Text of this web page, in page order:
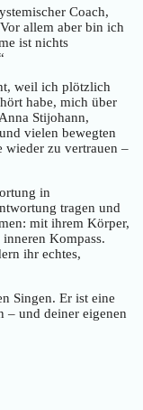
Coach,
allem aber bin ich
ist nichts
weil ich plötzlich
habe, mich über
Stijohann,
vielen bewegten
wieder zu vertrauen –
in
tragen und
mit ihrem Körper,
Kompass.
ihr echtes,
Singen. Er ist eine
– und deiner eigenen